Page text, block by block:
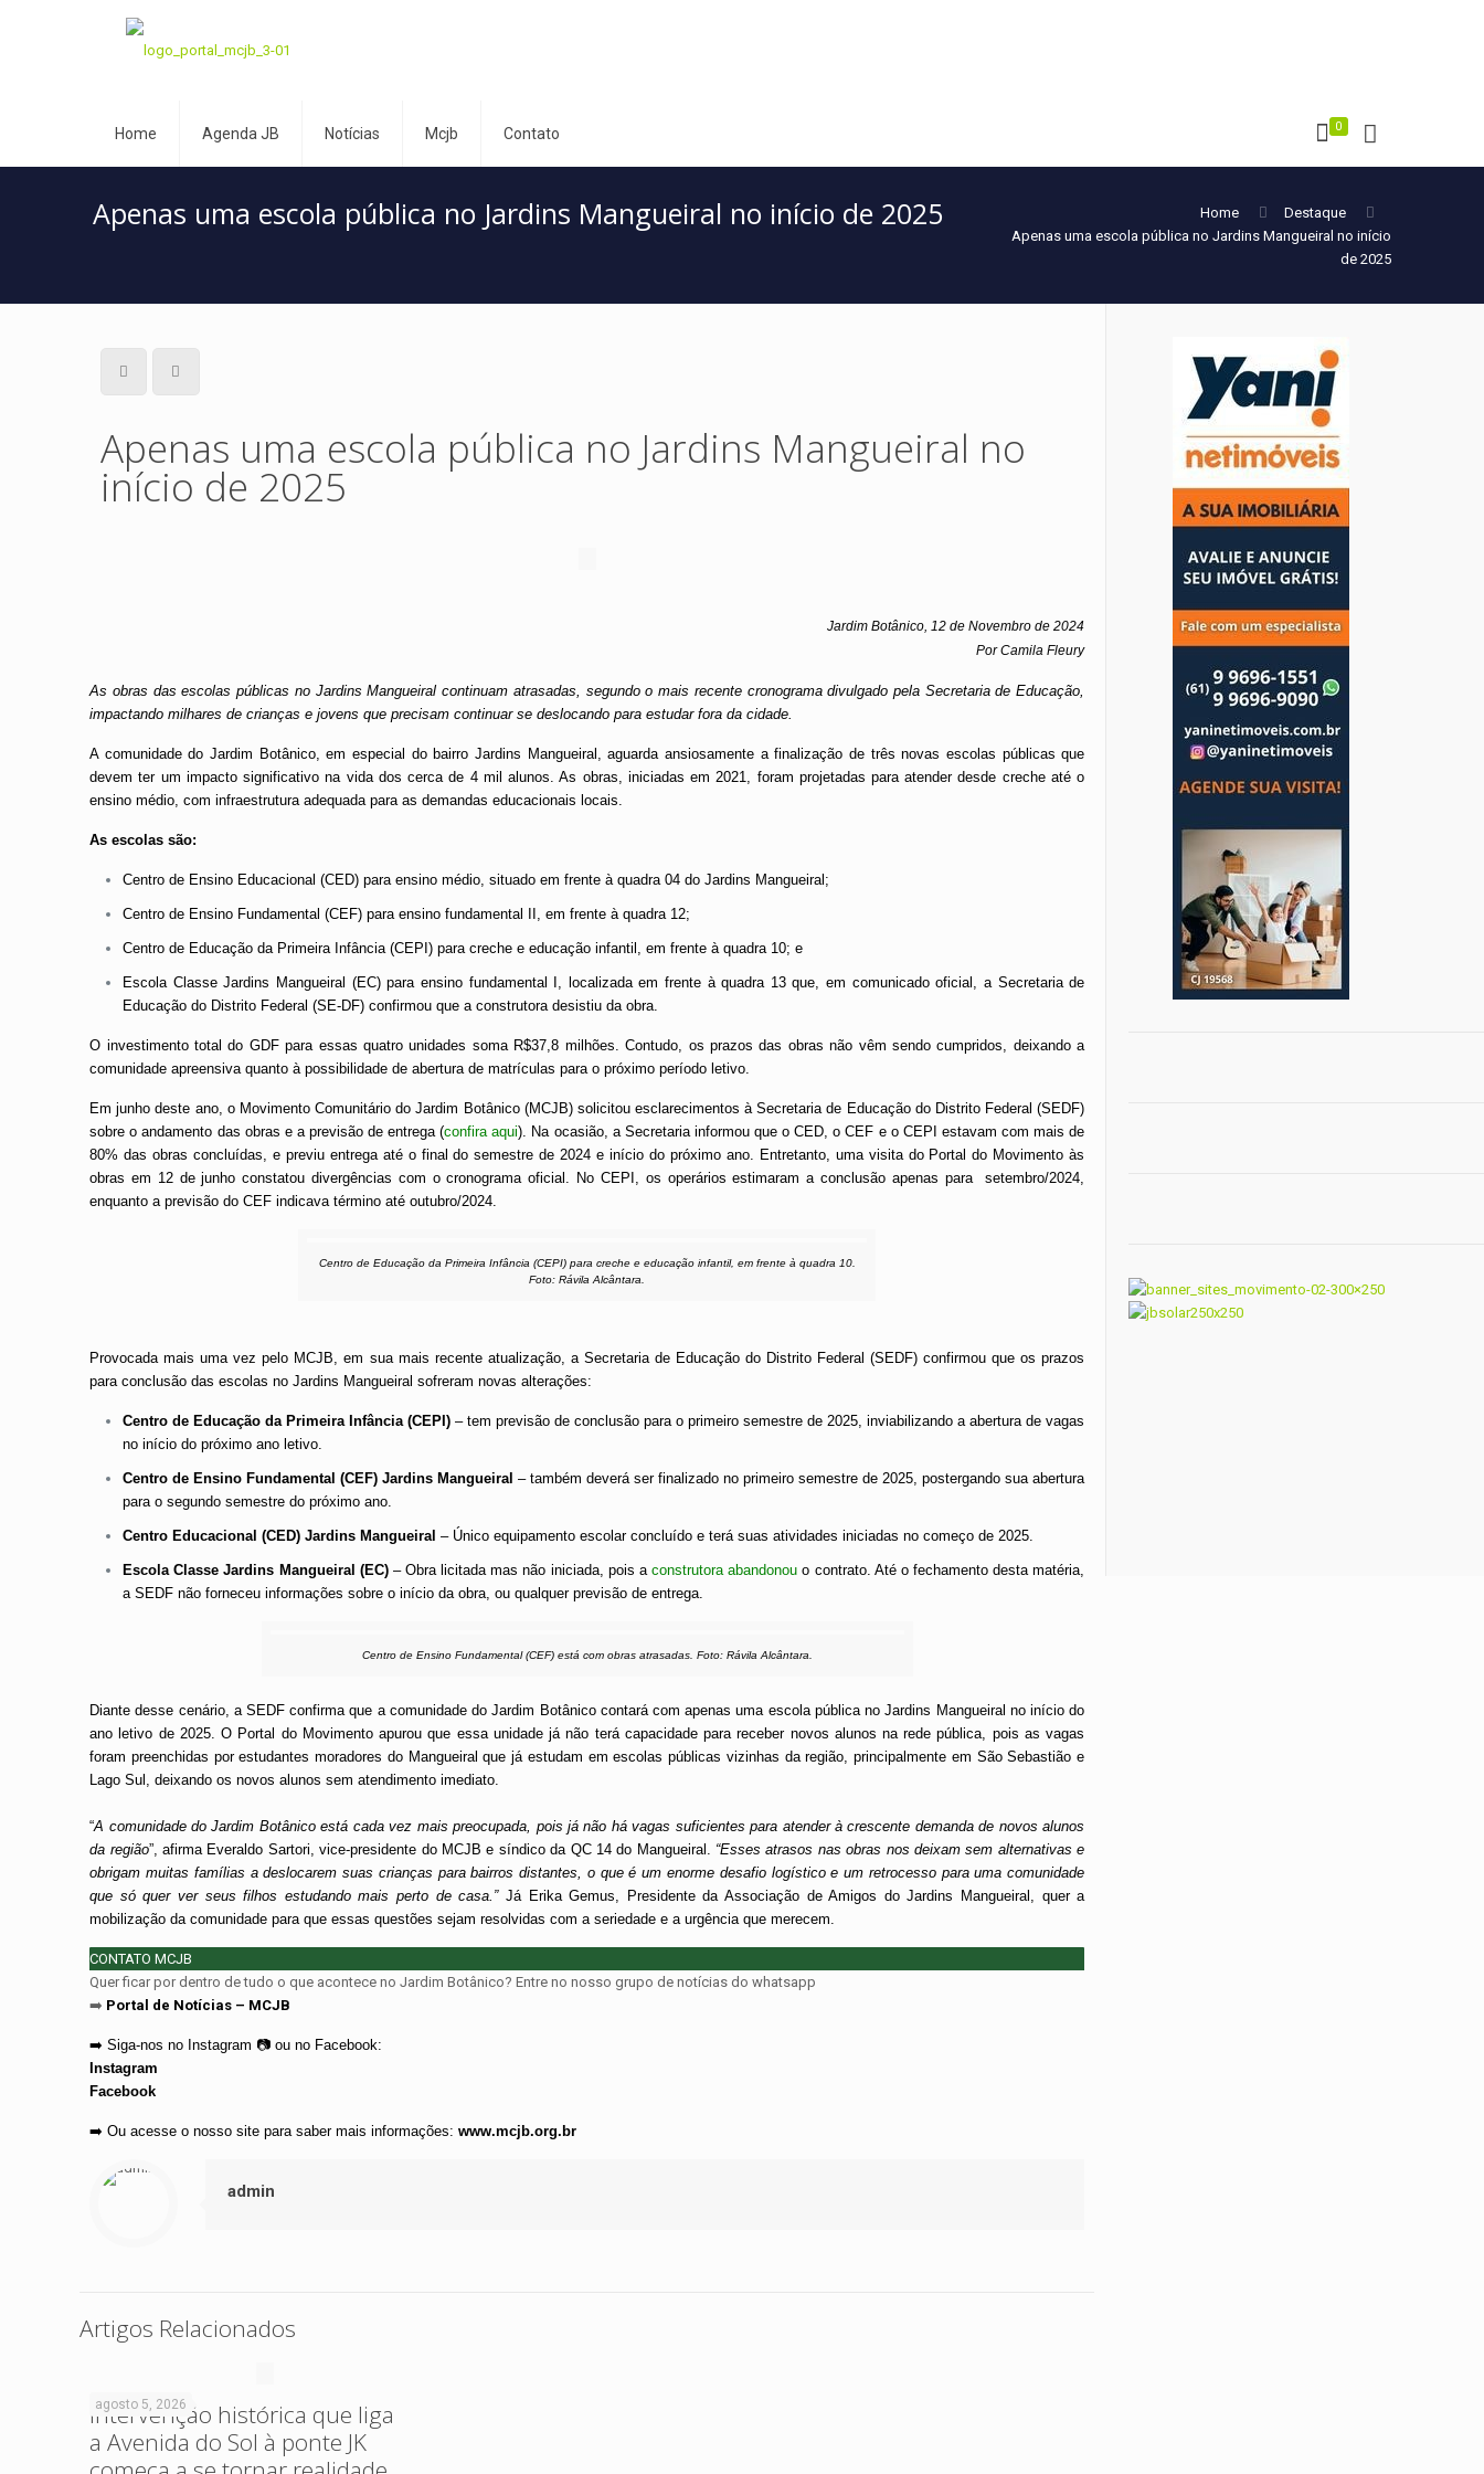
Home Agenda JB Notícias Mcjb Contato 0
Apenas uma escola pública no Jardins Mangueiral no início de 2025 Home
Destaque
Apenas uma escola pública no Jardins Mangueiral no início
de 2025
Apenas uma escola pública no Jardins Mangueiral no
início de 2025
Jardim Botânico, 12 de Novembro de 2024
Por Camila Fleury
As obras das escolas públicas no Jardins Mangueiral continuam atrasadas, segundo o mais recente cronograma divulgado pela Secretaria de Educação,
impactando milhares de crianças e jovens que precisam continuar se deslocando para estudar fora da cidade.
A comunidade do Jardim Botânico, em especial do bairro Jardins Mangueiral, aguarda ansiosamente a finalização de três novas escolas públicas que
devem ter um impacto significativo na vida dos cerca de 4 mil alunos. As obras, iniciadas em 2021, foram projetadas para atender desde creche até o
ensino médio, com infraestrutura adequada para as demandas educacionais locais.
As escolas são:
Centro de Ensino Educacional (CED) para ensino médio, situado em frente à quadra 04 do Jardins Mangueiral;
Centro de Ensino Fundamental (CEF) para ensino fundamental II, em frente à quadra 12;
Centro de Educação da Primeira Infância (CEPI) para creche e educação infantil, em frente à quadra 10; e
Escola Classe Jardins Mangueiral (EC) para ensino fundamental I, localizada em frente à quadra 13 que, em comunicado oficial, a Secretaria de
Educação do Distrito Federal (SE-DF) confirmou que a construtora desistiu da obra.
O investimento total do GDF para essas quatro unidades soma R$37,8 milhões. Contudo, os prazos das obras não vêm sendo cumpridos, deixando a
comunidade apreensiva quanto à possibilidade de abertura de matrículas para o próximo período letivo.
Em junho deste ano, o Movimento Comunitário do Jardim Botânico (MCJB) solicitou esclarecimentos à Secretaria de Educação do Distrito Federal (SEDF)
sobre o andamento das obras e a previsão de entrega(confira aqui) . Na ocasião, a Secretaria informou que o CED, o CEF e o CEPI estavam com mais de
80% das obras concluídas, e previu entrega até o final do semestre de 2024 e início do próximo ano. Entretanto, uma visita do Portal do Movimento às
obras em 12 de junho constatou divergências com o cronograma oficial. No CEPI, os operários estimaram a conclusão apenas para setembro/2024,
enquanto a previsão do CEF indicava término até outubro/2024.
Centro de Educação da Primeira Infância (CEPI) para creche e educação infantil, em frente à quadra 10.
Foto: Rávila Alcântara.
Provocada mais uma vez pelo MCJB, em sua mais recente atualização, a Secretaria de Educação do Distrito Federal (SEDF) confirmou que os prazos
para conclusão das escolas no Jardins Mangueiral sofreram novas alterações:
Centro de Educação da Primeira Infância (CEPI) – tem previsão de conclusão para o primeiro semestre de 2025, inviabilizando a abertura de vagas
no início do próximo ano letivo.
Centro de Ensino Fundamental (CEF) Jardins Mangueiral – também deverá ser finalizado no primeiro semestre de 2025, postergando sua abertura
para o segundo semestre do próximo ano.
Centro Educacional (CED) Jardins Mangueiral – Único equipamento escolar concluído e terá suas atividades iniciadas no começo de 2025.
Escola Classe Jardins Mangueiral (EC) – Obra licitada mas não iniciada, pois aconstrutora abandonou o contrato. Até o fechamento desta matéria,
a SEDF não forneceu informações sobre o início da obra, ou qualquer previsão de entrega.
Centro de Ensino Fundamental (CEF) está com obras atrasadas. Foto: Rávila Alcântara.
Diante desse cenário, a SEDF confirma que a comunidade do Jardim Botânico contará com apenas uma escola pública no Jardins Mangueiral no início do
ano letivo de 2025. O Portal do Movimento apurou que essa unidade já não terá capacidade para receber novos alunos na rede pública, pois as vagas
foram preenchidas por estudantes moradores do Mangueiral que já estudam em escolas públicas vizinhas da região, principalmente em São Sebastião e
Lago Sul, deixando os novos alunos sem atendimento imediato.
“A comunidade do Jardim Botânico está cada vez mais preocupada, pois já não há vagas suficientes para atender à crescente demanda de novos alunos
da região”, afirma Everaldo Sartori, vice-presidente do MCJB e síndico da QC 14 do Mangueiral. “Esses atrasos nas obras nos deixam sem alternativas e
obrigam muitas famílias a deslocarem suas crianças para bairros distantes, o que é um enorme desafio logístico e um retrocesso para uma comunidade
que só quer ver seus filhos estudando mais perto de casa.” Já Erika Gemus, Presidente da Associação de Amigos do Jardins Mangueiral, quer a
mobilização da comunidade para que essas questões sejam resolvidas com a seriedade e a urgência que merecem.
CONTATO MCJB
Quer ficar por dentro de tudo o que acontece no Jardim Botânico? Entre no nosso grupo de notícias do whatsapp
➡️ Portal de Notícias – MCJB
➡️Siga-nos no Instagram 📷ou no Facebook:
Instagram
Facebook
➡️ Ou acesse o nosso site para saber mais informações:www.mcjb.org.br
admin
Artigos Relacionados
agosto 5, 2026
Intervenção histórica que liga
a Avenida do Sol à ponte JK